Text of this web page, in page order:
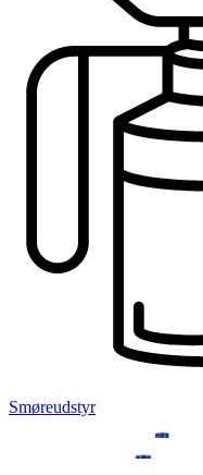
Smøreudstyr